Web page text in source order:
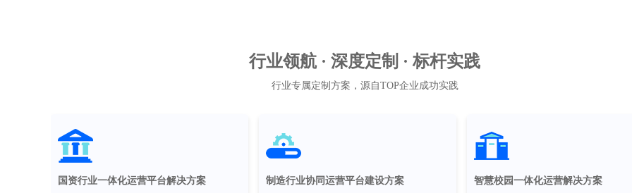
行业领航 · 深度定制 · 标杆实践
行业专属定制方案，源自TOP企业成功实践
国资行业一体化运营平台解决方案 制造行业协同运营平台建设方案 智慧校园一体化运营解决方案